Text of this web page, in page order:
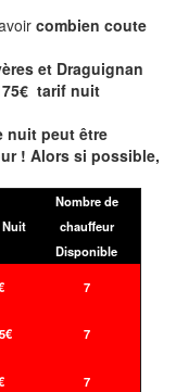
combien coute
et Draguignan
tarif nuit
nuit peut être
! Alors si possible,
Nuit
Nombre de
chauffeur
Disponible
7
7
7